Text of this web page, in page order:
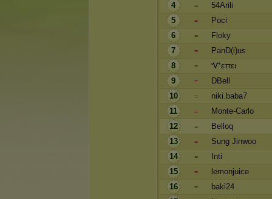
4
=
54Arili
5
=
Poci
6
=
Floky
7
=
PanD(i)us
8
=
Ꮙεττει
9
=
DBell
10
=
niki.baba7
11
=
Monte-Carlo
12
=
Belloq
13
=
Sung Jinwoo
14
=
Inti
15
=
lemonjuice
16
=
baki24